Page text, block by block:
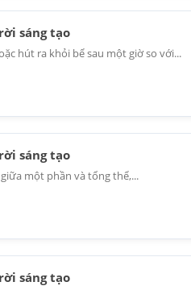
sáng tạo
hút ra khỏi bể sau một giờ so với...
sáng tạo
một phần và tổng thể,...
sáng tạo